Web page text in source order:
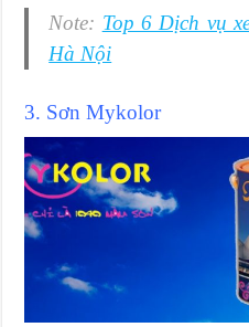
Note: Top 6 Dịch vụ
Hà Nội
3. Sơn Mykolor